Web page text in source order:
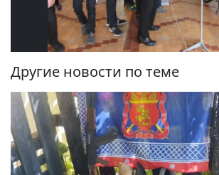
Другие новости по теме